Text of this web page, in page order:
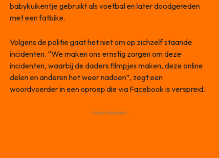
babykuikentje gebruikt als voetbal en later doodgereden
met een fatbike.
Volgens de politie gaat het niet om op zichzelf staande
incidenten. “We maken ons ernstig zorgen om deze
incidenten, waarbij de daders filmpjes maken, deze online
delen en anderen het weer nadoen”, zegt een
woordvoerder in een oproep die via Facebook is verspreid.
- Advertisement -